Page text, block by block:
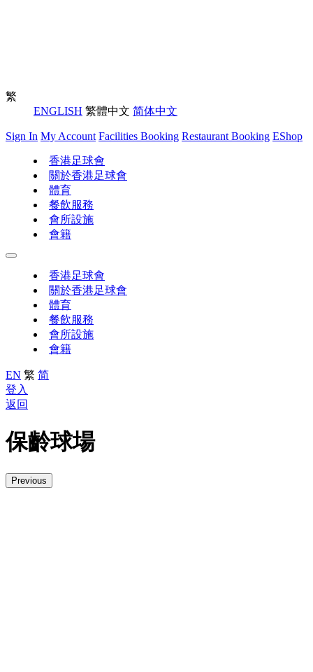
繁
ENGLISH 繁體中文 简体中文
Sign In My Account Facilities Booking Restaurant Booking EShop
香港足球會
關於香港足球會
體育
餐飲服務
會所設施
會籍
香港足球會
關於香港足球會
體育
餐飲服務
會所設施
會籍
EN 繁 简
登入
返回
保齡球場
Previous